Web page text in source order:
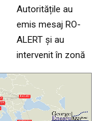
Autoritățile au
emis mesaj RO-
ALERT și au
intervenit în zonă